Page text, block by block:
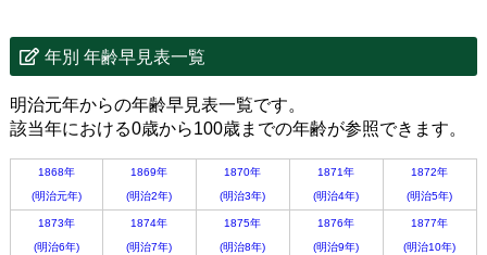
年別 年齢早見表一覧
明治元年からの年齢早見表一覧です。
該当年における0歳から100歳までの年齢が参照できます。
1868年
(明治元年)
1869年
(明治2年)
1870年
(明治3年)
1871年
(明治4年)
1872年
(明治5年)
1873年
(明治6年)
1874年
(明治7年)
1875年
(明治8年)
1876年
(明治9年)
1877年
(明治10年)